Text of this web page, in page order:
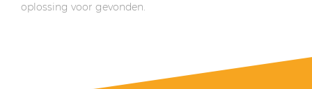
oplossing voor gevonden.